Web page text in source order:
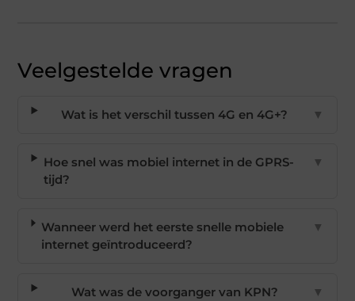
Veelgestelde vragen
Wat is het verschil tussen 4G en 4G+? ▼
Hoe snel was mobiel internet in de GPRS-
tijd?
▼
Wanneer werd het eerste snelle mobiele
internet geïntroduceerd?
▼
Wat was de voorganger van KPN? ▼